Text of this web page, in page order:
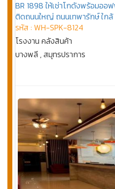
BR 1898 ให้เช่าโกดังพร้อมออ
ติดถนนใหญ่ ถนนเทพารักษ์ ใกล้
รหัส : WH-SPK-8124
โรงงาน คลังสินค้า
บางพลี , สมุทรปราการ